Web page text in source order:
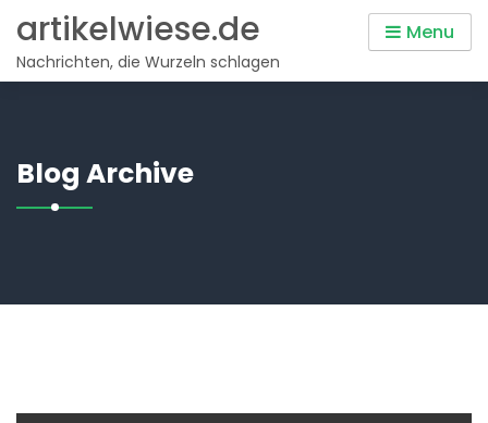
content
artikelwiese.de
Nachrichten, die Wurzeln schlagen
Menu
Blog Archive